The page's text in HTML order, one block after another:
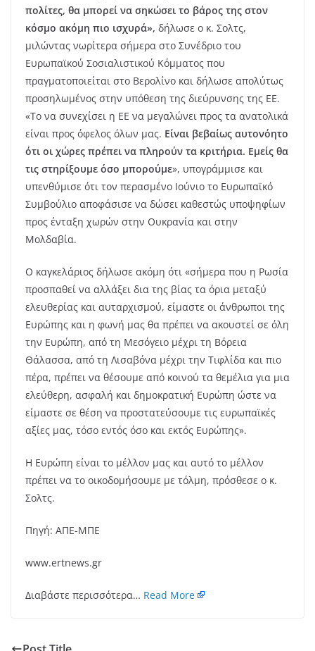
πολίτες, θα μπορεί να σηκώσει το βάρος της στον
κόσμο ακόμη πιο ισχυρά», δήλωσε ο κ. Σολτς,
μιλώντας νωρίτερα σήμερα στο Συνέδριο του
Ευρωπαϊκού Σοσιαλιστικού Κόμματος που
πραγματοποιείται στο Βερολίνο και δήλωσε απολύτως
προσηλωμένος στην υπόθεση της διεύρυνσης της ΕΕ.
«Το να συνεχίσει η ΕΕ να μεγαλώνει προς τα ανατολικά
είναι προς όφελος όλων μας. Είναι βεβαίως αυτονόητο
ότι οι χώρες πρέπει να πληρούν τα κριτήρια. Εμείς θα
τις στηρίξουμε όσο μπορούμε», υπογράμμισε και
υπενθύμισε ότι τον περασμένο Ιούνιο το Ευρωπαϊκό
Συμβούλιο αποφάσισε να δώσει καθεστώς υποψηφίων
προς ένταξη χωρών στην Ουκρανία και στην
Μολδαβία.
Ο καγκελάριος δήλωσε ακόμη ότι «σήμερα που η Ρωσία
προσπαθεί να αλλάξει δια της βίας τα όρια μεταξύ
ελευθερίας και αυταρχισμού, είμαστε οι άνθρωποι της
Ευρώπης και η φωνή μας θα πρέπει να ακουστεί σε όλη
την Ευρώπη, από τη Μεσόγειο μέχρι τη Βόρεια
Θάλασσα, από τη Λισαβόνα μέχρι την Τιφλίδα και πιο
πέρα, πρέπει να θέσουμε από κοινού τα θεμέλια για μια
ελεύθερη, ασφαλή και δημοκρατική Ευρώπη ώστε να
είμαστε σε θέση να προστατεύσουμε τις ευρωπαϊκές
αξίες μας, τόσο εντός όσο και εκτός Ευρώπης».
Η Ευρώπη είναι το μέλλον μας και αυτό το μέλλον
πρέπει να το οικοδομήσουμε με τόλμη, πρόσθεσε ο κ.
Σολτς.
Πηγή: ΑΠΕ-ΜΠΕ
www.ertnews.gr
Διαβάστε περισσότερα… Read More